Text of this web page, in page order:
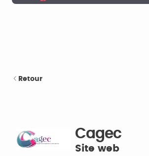
Retour
Cagec
Site web